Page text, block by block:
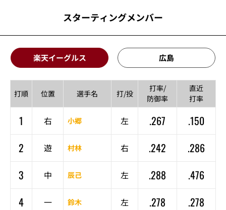
スターティングメンバー
楽天イーグルス 広島
打順 位置 選手名 打/投
打率/
防御率
直近
打率
1 右 小郷 左 .267
.150
2
遊 村林 右 .242
.286
3
中 辰己 左 .288
.476
4
一 鈴木 左 .278
.278